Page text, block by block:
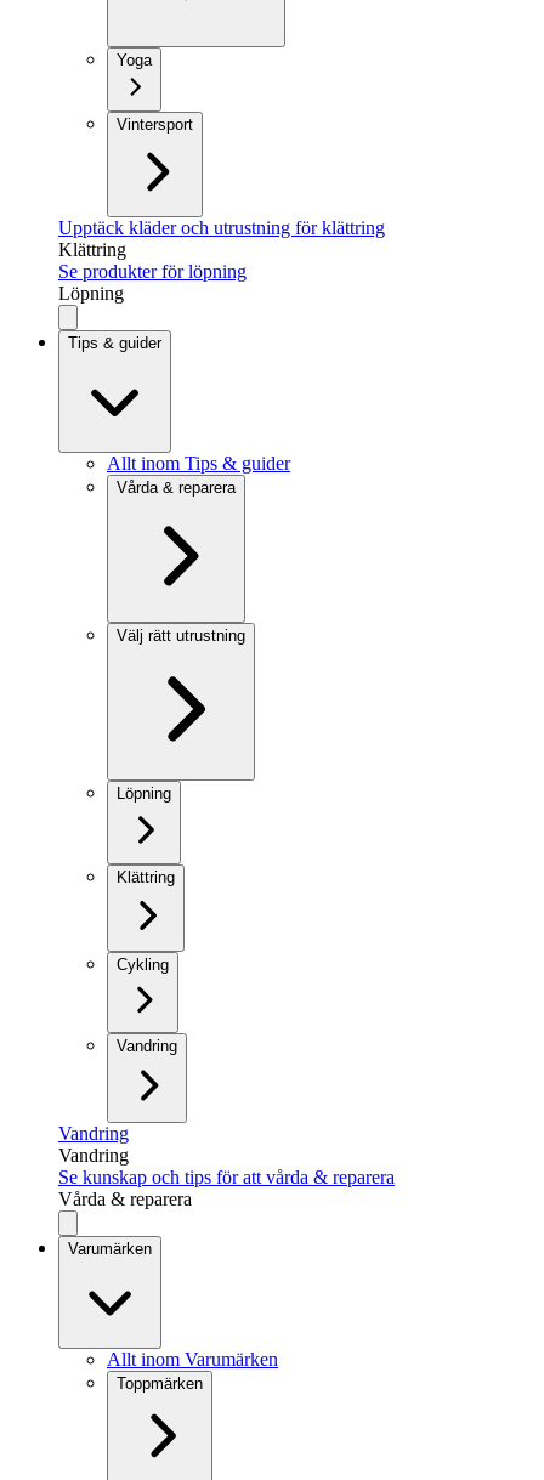
Yoga
Vintersport
Upptäck kläder och utrustning för klättring
Klättring
Se produkter för löpning
Löpning
Tips & guider
Allt inom Tips & guider
Vårda & reparera
Välj rätt utrustning
Löpning
Klättring
Cykling
Vandring
Vandring
Vandring
Se kunskap och tips för att vårda & reparera
Vårda & reparera
Varumärken
Allt inom Varumärken
Toppmärken